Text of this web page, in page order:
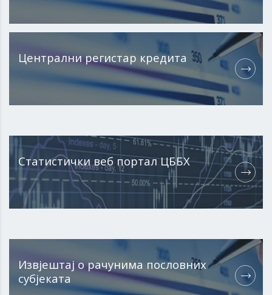
Централни регистар кредита
Статистички веб портал ЦББХ
Извјештај о рачунима пословних
субјеката